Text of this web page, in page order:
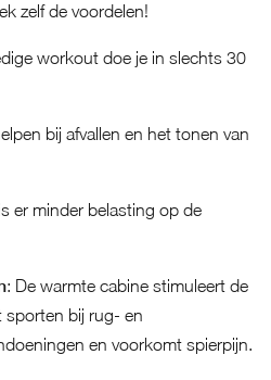
zelf de voordelen!
workout doe je in slechts 30
bij afvallen en het tonen van
er minder belasting op de
: De warmte cabine stimuleert de
bij rug- en
en voorkomt spierpijn.